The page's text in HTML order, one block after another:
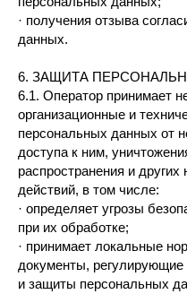
· получения отзыва
данных.
6. ЗАЩИТА
6.1. Оператор принимает
организационные и
персональных данных от
доступа к ним,
распространения и
действий, в том числе:
· определяет угрозы
при их обработке;
· принимает локальные
документы,
и защиты персональных